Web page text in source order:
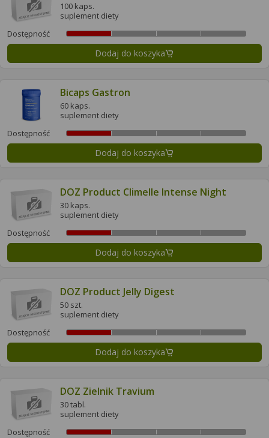
100 kaps.
suplement diety
Dostępność
Dodaj do koszyka
Bicaps Gastron
60 kaps.
suplement diety
Dostępność
Dodaj do koszyka
DOZ Product Climelle Intense Night
30 kaps.
suplement diety
Dostępność
Dodaj do koszyka
DOZ Product Jelly Digest
50 szt.
suplement diety
Dostępność
Dodaj do koszyka
DOZ Zielnik Travium
30 tabl.
suplement diety
Dostępność